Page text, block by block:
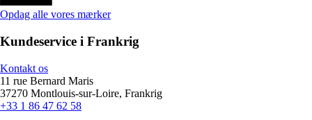
Opdag alle vores mærker
Kundeservice i Frankrig
Kontakt os
11 rue Bernard Maris
37270 Montlouis-sur-Loire, Frankrig
+33 1 86 47 62 58